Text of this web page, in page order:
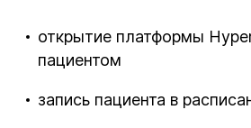
открытие платформы
пациентом
запись пациента в